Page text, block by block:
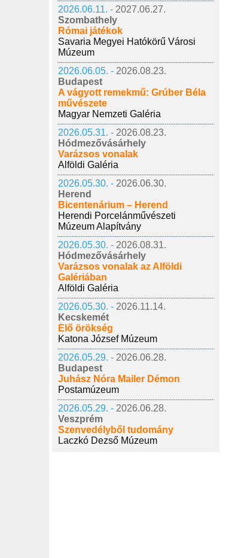
2026.06.11. - 2027.06.27.
Szombathely
Római játékok
Savaria Megyei Hatókörű Városi
Múzeum
2026.06.05. - 2026.08.23.
Budapest
A vágyott remekmű: Grúber Béla
művészete
Magyar Nemzeti Galéria
2026.05.31. - 2026.08.23.
Hódmezővásárhely
Varázsos vonalak
Alföldi Galéria
2026.05.30. - 2026.06.30.
Herend
Bicentenárium – Herend
Herendi Porcelánművészeti
Múzeum Alapítvány
2026.05.30. - 2026.08.31.
Hódmezővásárhely
Varázsos vonalak az Alföldi
Galériában
Alföldi Galéria
2026.05.30. - 2026.11.14.
Kecskemét
Élő örökség
Katona József Múzeum
2026.05.29. - 2026.06.28.
Budapest
Juhász Nóra Mailer Démon
Postamúzeum
2026.05.29. - 2026.06.28.
Veszprém
Szenvedélyből tudomány
Laczkó Dezső Múzeum